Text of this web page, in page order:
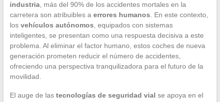
industria, más del 90% de los accidentes mortales en la
carretera son atribuibles a errores humanos . En este contexto,
los vehículos autónomos , equipados con sistemas
inteligentes, se presentan como una respuesta decisiva a este
problema. Al eliminar el factor humano, estos coches de nueva
generación prometen reducir el número de accidentes,
ofreciendo una perspectiva tranquilizadora para el futuro de la
movilidad.
El auge de las tecnologías de seguridad vial se apoya en el